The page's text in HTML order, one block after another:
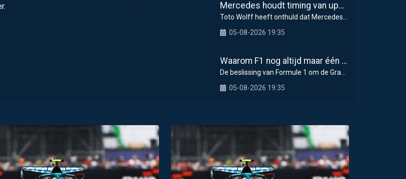
Mercedes houdt timing van upgrades voor rest F1-seizoen 2026 nauwlettend in de gaten
05-08-2026 19:35
Waarom F1 nog altijd maar één Grand Prix zelf organiseert
05-08-2026 19:35